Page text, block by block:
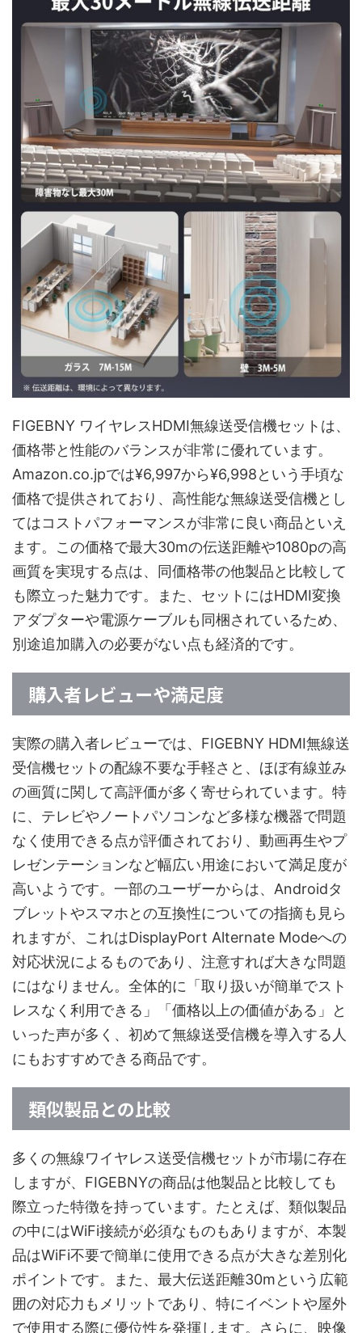
FIGEBNY ワイヤレスHDMI無線送受信機セットは、
価格帯と性能のバランスが非常に優れています。
Amazon.co.jpでは¥6,997から¥6,998という手頃な
価格で提供されており、高性能な無線送受信機とし
てはコストパフォーマンスが非常に良い商品といえ
ます。この価格で最大30mの伝送距離や1080pの高
画質を実現する点は、同価格帯の他製品と比較して
も際立った魅力です。また、セットにはHDMI変換
アダプターや電源ケーブルも同梱されているため、
別途追加購入の必要がない点も経済的です。
購入者レビューや満足度
実際の購入者レビューでは、FIGEBNY HDMI無線送
受信機セットの配線不要な手軽さと、ほぼ有線並み
の画質に関して高評価が多く寄せられています。特
に、テレビやノートパソコンなど多様な機器で問題
なく使用できる点が評価されており、動画再生やプ
レゼンテーションなど幅広い用途において満足度が
高いようです。一部のユーザーからは、Androidタ
ブレットやスマホとの互換性についての指摘も見ら
れますが、これはDisplayPort Alternate Modeへの
対応状況によるものであり、注意すれば大きな問題
にはなりません。全体的に「取り扱いが簡単でスト
レスなく利用できる」「価格以上の価値がある」と
いった声が多く、初めて無線送受信機を導入する人
にもおすすめできる商品です。
類似製品との比較
多くの無線ワイヤレス送受信機セットが市場に存在
しますが、FIGEBNYの商品は他製品と比較しても
際立った特徴を持っています。たとえば、類似製品
の中にはWiFi接続が必須なものもありますが、本製
品はWiFi不要で簡単に使用できる点が大きな差別化
ポイントです。また、最大伝送距離30mという広範
囲の対応力もメリットであり、特にイベントや屋外
で使用する際に優位性を発揮します。さらに、映像